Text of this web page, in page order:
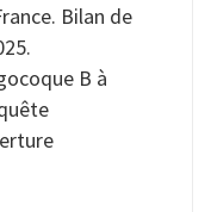
Bilan de
B à